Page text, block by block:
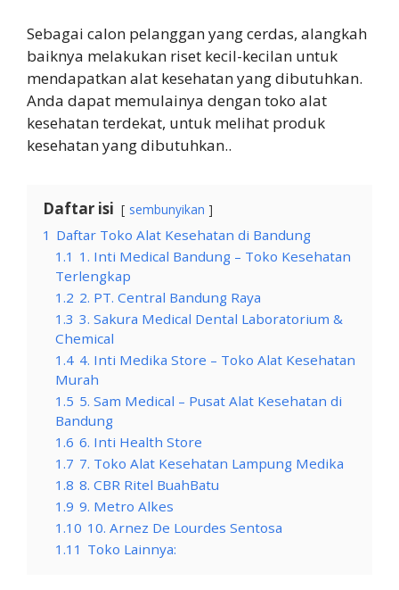
Sebagai calon pelanggan yang cerdas, alangkah
baiknya melakukan riset kecil-kecilan untuk
mendapatkan alat kesehatan yang dibutuhkan.
Anda dapat memulainya dengan toko alat
kesehatan terdekat, untuk melihat produk
kesehatan yang dibutuhkan..
Daftar isi sembunyikan
1 Daftar Toko Alat Kesehatan di Bandung
1.1 1. Inti Medical Bandung – Toko Kesehatan
Terlengkap
1.2 2. PT. Central Bandung Raya
1.3 3. Sakura Medical Dental Laboratorium &
Chemical
1.4 4. Inti Medika Store – Toko Alat Kesehatan
Murah
1.5 5. Sam Medical – Pusat Alat Kesehatan di
Bandung
1.6 6. Inti Health Store
1.7 7. Toko Alat Kesehatan Lampung Medika
1.8 8. CBR Ritel BuahBatu
1.9 9. Metro Alkes
1.10 10. Arnez De Lourdes Sentosa
1.11 Toko Lainnya: